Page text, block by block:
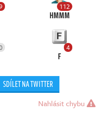
112
HMMM
4
F
SDÍLET NA TWITTER
Nahlásit chybu